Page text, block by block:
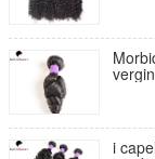
i